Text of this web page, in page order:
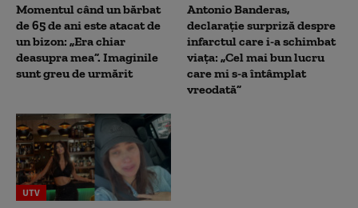
Momentul când un bărbat
de 65 de ani este atacat de
un bizon: „Era chiar
deasupra mea”. Imaginile
sunt greu de urmărit
Antonio Banderas,
declarație surpriză despre
infarctul care i-a schimbat
viața: „Cel mai bun lucru
care mi s-a întâmplat
vreodată”
UTV